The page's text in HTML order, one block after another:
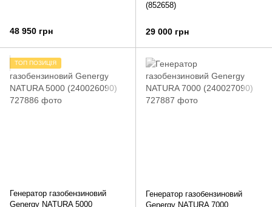
48 950 грн
(852658)
29 000 грн
ТОП ПОЗИЦІЯ
Генератор газобензиновий
Genergy NATURA 5000
Генератор газобензиновий
Genergy NATURA 7000